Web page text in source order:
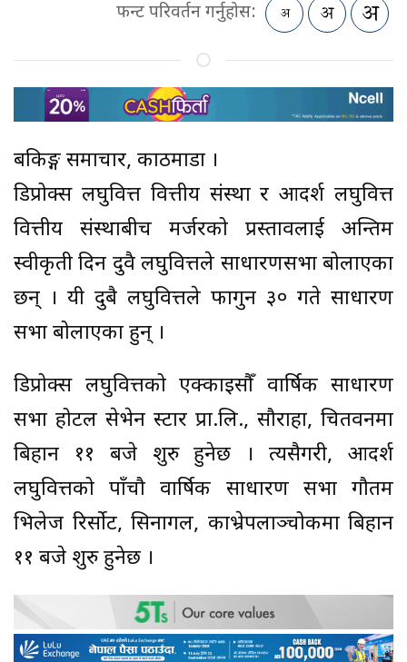
फन्ट परिवर्तन गर्नुहोस:
बैंकिङ्ग समाचार, काठमाडौं ।
डिप्रोक्स लघुवित्त वित्तीय संस्था र आदर्श लघुवित्त
वित्तीय संस्थाबीच मर्जरको प्रस्तावलाई अन्तिम
स्वीकृती दिन दुवै लघुवित्तले साधारणसभा बोलाएका
छन् । यी दुबै लघुवित्तले फागुन ३० गते साधारण
सभा बोलाएका हुन् ।
डिप्रोक्स लघुवित्तको एक्काइसौँ वार्षिक साधारण
सभा होटल सेभेन स्टार प्रा.लि., सौराहा, चितवनमा
बिहान ११ बजे शुरु हुनेछ । त्यसैगरी, आदर्श
लघुवित्तको पाँचौ वार्षिक साधारण सभा गौतम
भिलेज रिर्सोट, सिनागल, काभ्रेपलाञ्चोकमा बिहान
११ बजे शुरु हुनेछ ।